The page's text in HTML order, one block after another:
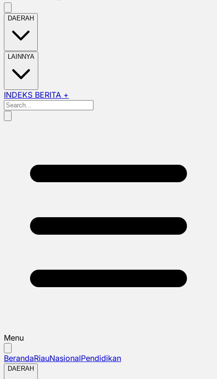
DAERAH
LAINNYA
INDEKS BERITA +
Menu
BerandaRiauNasionalPendidikan
DAERAH